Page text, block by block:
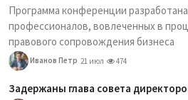
Программа конференции
профессионалов, вовлеченных в
правового сопровождения бизнеса
Иванов Петр 21 июл 474
Задержаны глава совета